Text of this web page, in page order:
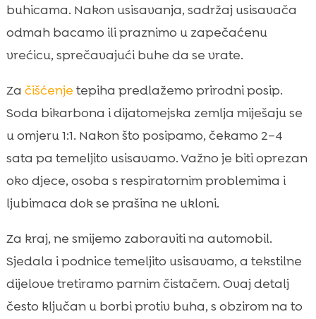
buhicama. Nakon usisavanja, sadržaj usisavača
odmah bacamo ili praznimo u zapečaćenu
vrećicu, sprečavajući buhe da se vrate.
Za čišćenje tepiha predlažemo prirodni posip.
Soda bikarbona i dijatomejska zemlja miješaju se
u omjeru 1:1. Nakon što posipamo, čekamo 2–4
sata pa temeljito usisavamo. Važno je biti oprezan
oko djece, osoba s respiratornim problemima i
ljubimaca dok se prašina ne ukloni.
Za kraj, ne smijemo zaboraviti na automobil.
Sjedala i podnice temeljito usisavamo, a tekstilne
dijelove tretiramo parnim čistačem. Ovaj detalj
često ključan u borbi protiv buha, s obzirom na to